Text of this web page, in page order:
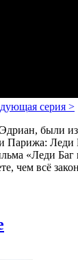
серия >
были
Парижа:
«Леди Баг
чем всё